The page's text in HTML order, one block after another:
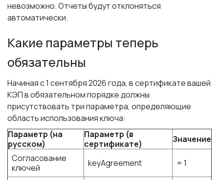
невозможно. Отчеты будут отклоняться
автоматически.
Какие параметры теперь
обязательны
Начиная с 1 сентября 2026 года, в сертификате вашей
КЭП в обязательном порядке должны
присутствовать три параметра, определяющие
область использования ключа:
Параметр (на
русском)
Параметр (в
сертификате)
Значение
Согласование
ключей
keyAgreement = 1